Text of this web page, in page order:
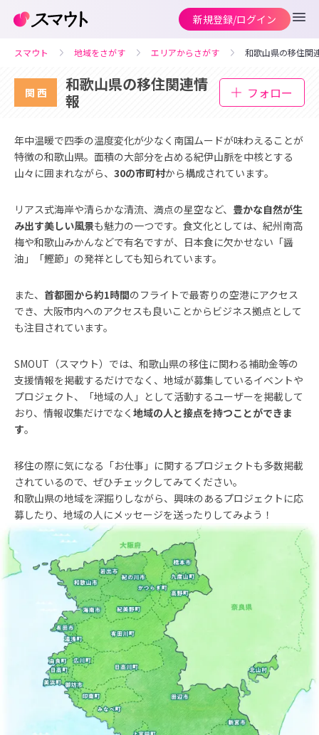
新規登録/ログイン
スマウト 地域をさがす エリアからさがす 和歌山県の移住関
関西
和歌山県の移住関連情
報
フォロー
年中温暖で四季の温度変化が少なく南国ムードが味わえることが
特徴の和歌山県。面積の大部分を占める紀伊山脈を中核とする
山々に囲まれながら、 30の市町村から構成されています。
リアス式海岸や清らかな清流、満点の星空など、 豊かな自然が生
み出す美しい風景も魅力の一つです。食文化としては、紀州南高
梅や和歌山みかんなどで有名ですが、日本食に欠かせない「醤
油」「鰹節」の発祥としても知られています。
また、 首都圏から約1時間のフライトで最寄りの空港にアクセス
でき、大阪市内へのアクセスも良いことからビジネス拠点として
も注目されています。
SMOUT（スマウト）では、和歌山県の移住に関わる補助金等の
支援情報を掲載するだけでなく、地域が募集しているイベントや
プロジェクト、「地域の人」として活動するユーザーを掲載して
おり、情報収集だけでなく 地域の人と接点を持つことができま
す。
移住の際に気になる「お仕事」に関するプロジェクトも多数掲載
されているので、ぜひチェックしてみてください。
和歌山県の地域を深掘りしながら、興味のあるプロジェクトに応
募したり、地域の人にメッセージを送ったりしてみよう！